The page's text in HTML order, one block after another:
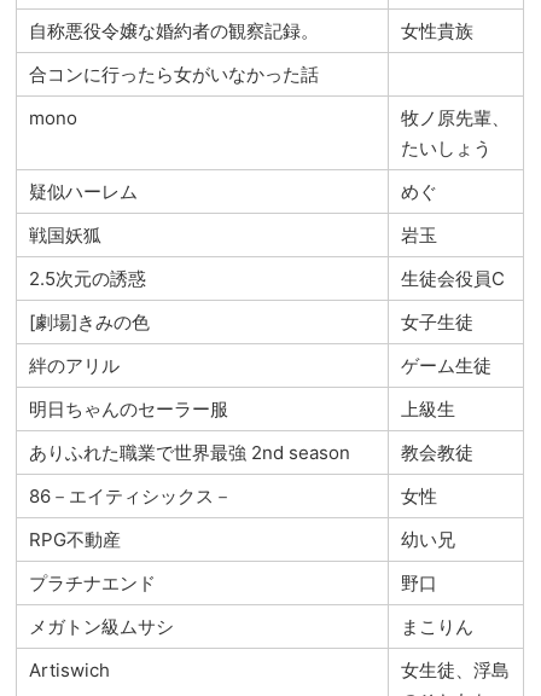
自称悪役令嬢な婚約者の観察記録。
女性貴族
合コンに行ったら女がいなかった話
mono
牧ノ原先輩、
たいしょう
疑似ハーレム
めぐ
戦国妖狐
岩玉
2.5次元の誘惑
生徒会役員C
[劇場]きみの色
女子生徒
絆のアリル
ゲーム生徒
明日ちゃんのセーラー服
上級生
ありふれた職業で世界最強 2nd season
教会教徒
86－エイティシックス－
女性
RPG不動産
幼い兄
プラチナエンド
野口
メガトン級ムサシ
まこりん
Artiswich
女生徒、浮島